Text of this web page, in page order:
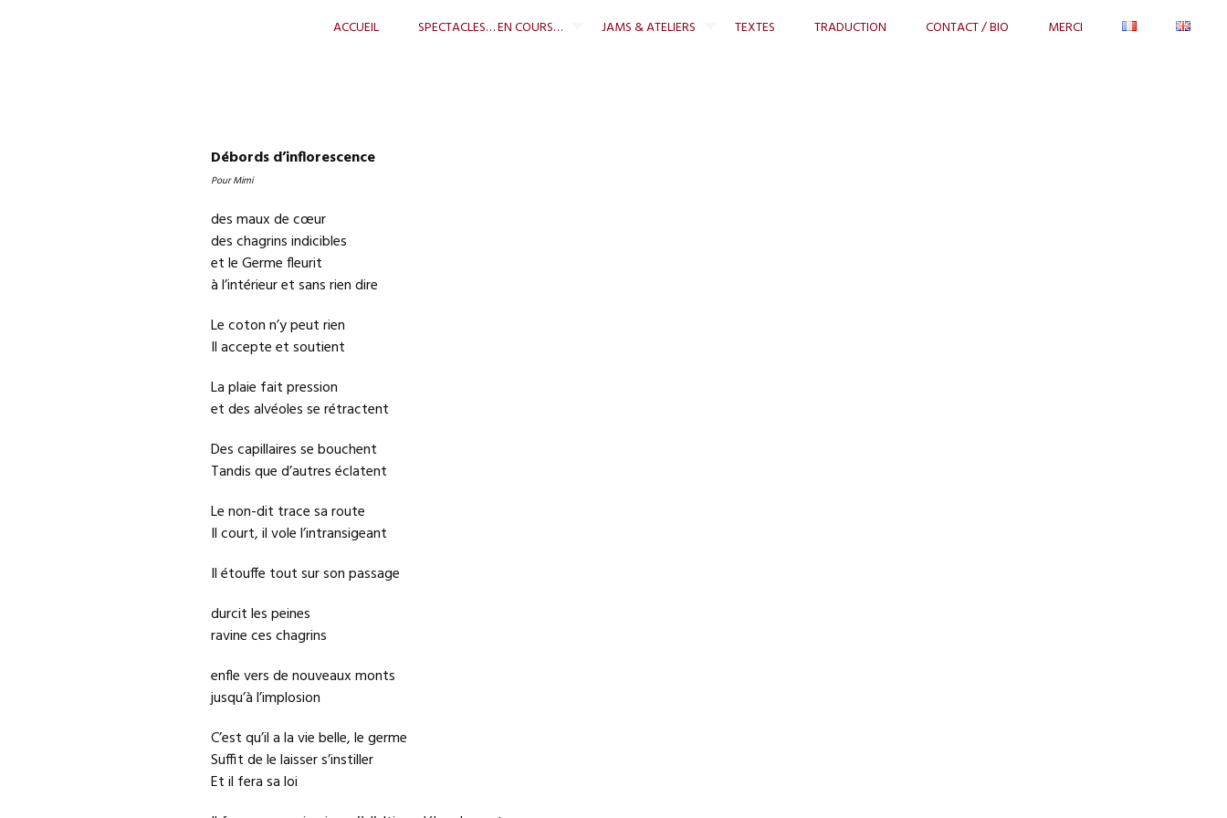
ACCUEIL
SPECTACLES… EN COURS… JAMS & ATELIERS TEXTES TRADUCTION CONTACT / BIO MERCI
Débords d’inflorescence
Pour Mimi
des maux de cœur
des chagrins indicibles
et le Germe fleurit
à l’intérieur et sans rien dire
Le coton n’y peut rien
Il accepte et soutient
La plaie fait pression
et des alvéoles se rétractent
Des capillaires se bouchent
Tandis que d’autres éclatent
Le non-dit trace sa route
Il court, il vole l’intransigeant
Il étouffe tout sur son passage
durcit les peines
ravine ces chagrins
enfle vers de nouveaux monts
jusqu’à l’implosion
C’est qu’il a la vie belle, le germe
Suffit de le laisser s’instiller
Et il fera sa loi